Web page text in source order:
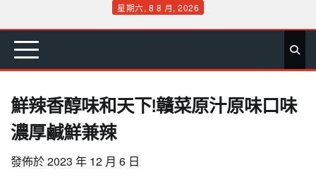
content
星期六, 8 8 月, 2026
首 要 娛 生 社 文 公 運 旅 政 地 專
鮮辣香醇味和天下!贛菜原汁原味口味
濃厚鹹鮮兼辣
發佈於2023 年 12 月 6 日